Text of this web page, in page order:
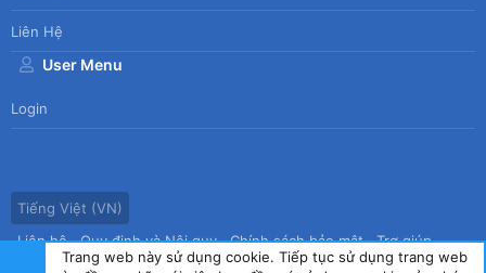
Liên Hệ
User Menu
Login
Tiếng Việt (VN)
Liên hệ
Quy định và Nội quy Chính sách bảo mật
Trợ giúp
Trang web này sử dụng cookie. Tiếp tục sử dụng trang web